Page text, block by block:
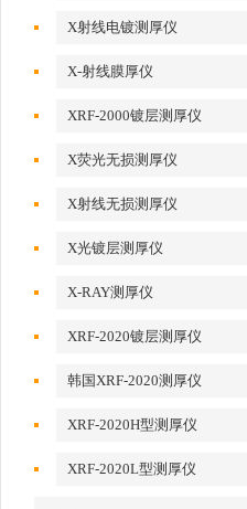
X射线电镀测厚仪
X-射线膜厚仪
XRF-2000镀层测厚仪
X荧光无损测厚仪
X射线无损测厚仪
X光镀层测厚仪
X-RAY测厚仪
XRF-2020镀层测厚仪
韩国XRF-2020测厚仪
XRF-2020H型测厚仪
XRF-2020L型测厚仪